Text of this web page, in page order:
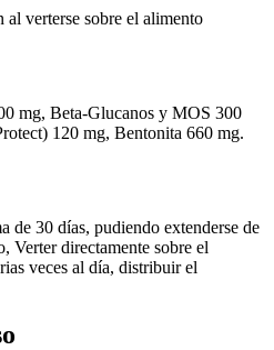
verterse sobre el alimento
mg, Beta-Glucanos y MOS 300
120 mg, Bentonita 660 mg.
de 30 días, pudiendo extenderse de
Verter directamente sobre el
veces al día, distribuir el